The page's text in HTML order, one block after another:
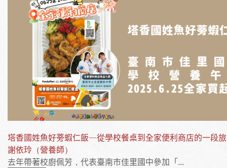
塔香國姓魚好蒡蝦仁飯—從學校餐桌到全家便利商店的一段
謝依玲（營養師）
去年帶著校廚佩芳，代表臺南市佳里國中參加「...